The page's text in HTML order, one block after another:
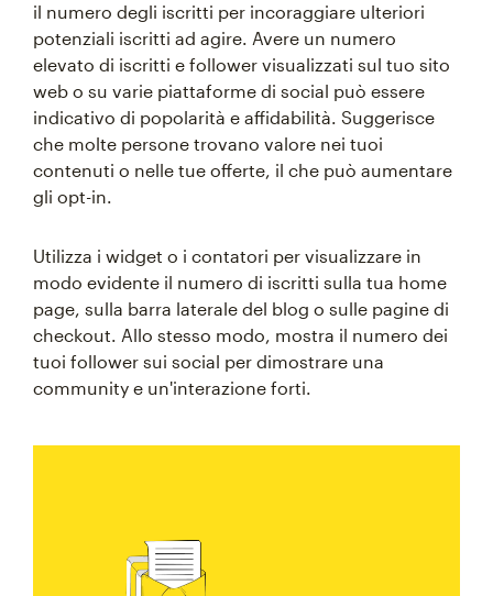
il numero degli iscritti per incoraggiare ulteriori
potenziali iscritti ad agire. Avere un numero
elevato di iscritti e follower visualizzati sul tuo sito
web o su varie piattaforme di social può essere
indicativo di popolarità e affidabilità. Suggerisce
che molte persone trovano valore nei tuoi
contenuti o nelle tue offerte, il che può aumentare
gli opt-in.
Utilizza i widget o i contatori per visualizzare in
modo evidente il numero di iscritti sulla tua home
page, sulla barra laterale del blog o sulle pagine di
checkout. Allo stesso modo, mostra il numero dei
tuoi follower sui social per dimostrare una
community e un'interazione forti.